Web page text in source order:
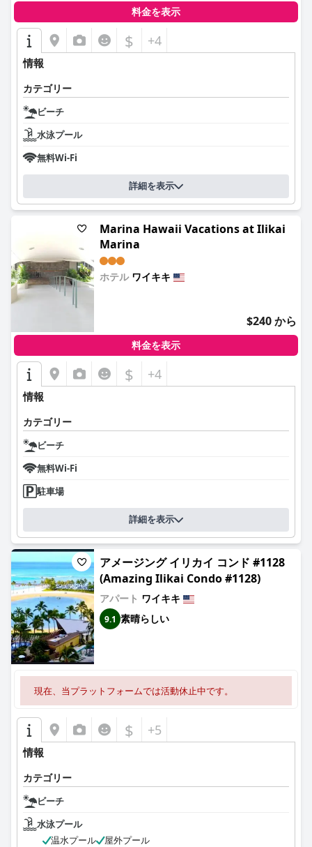
料金を表示
$ +4
情報
カテゴリー
ビーチ
水泳プール
無料Wi-Fi
詳細を表示
Marina Hawaii Vacations at Ilikai
Marina
ホテル ワイキキ
$240 から
料金を表示
$ +4
情報
カテゴリー
ビーチ
無料Wi-Fi
駐車場
詳細を表示
アメージング イリカイ コンド #1128
(Amazing Ilikai Condo #1128)
アパート ワイキキ
9.1 素晴らしい
現在、当プラットフォームでは活動休止中です。
$ +5
情報
カテゴリー
ビーチ
水泳プール
温水プール
屋外プール